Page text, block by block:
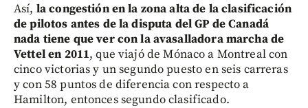
Así, la congestión en la zona alta de la clasificación
de pilotos antes de la disputa del GP de Canadá
nada tiene que ver con la avasalladora marcha de
Vettel en 2011, que viajó de Mónaco a Montreal con
cinco victorias y un segundo puesto en seis carreras
y con 58 puntos de diferencia con respecto a
Hamilton, entonces segundo clasificado.